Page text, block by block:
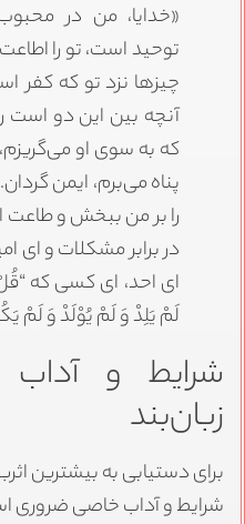
«خدایا، من در
توحید است، تو را
چیزها نزد تو که کفر
آنچه بین این دو
که به سوی او می‌گریزم،
پناه می‌برم، ایمن
را بر من ببخش و طاعت
در برابر مشکلات و ای
ای احد، ای کسی که
لَمْ یَلِدْ وَ لَمْ یُوْلَدْ وَ لَمْ
شرایط و آداب
زبان‌بند
برای دستیابی به بیشترین
شرایط و آداب خاصی ضروری